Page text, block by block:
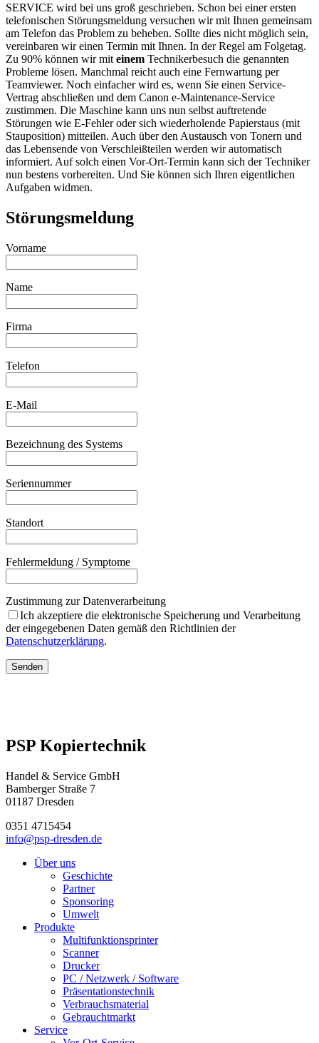
SERVICE wird bei uns groß geschrieben. Schon bei einer ersten
telefonischen Störungsmeldung versuchen wir mit Ihnen gemeinsam
am Telefon das Problem zu beheben. Sollte dies nicht möglich sein,
vereinbaren wir einen Termin mit Ihnen. In der Regel am Folgetag.
Zu 90% können wir mit einem Technikerbesuch die genannten
Probleme lösen. Manchmal reicht auch eine Fernwartung per
Teamviewer. Noch einfacher wird es, wenn Sie einen Service-
Vertrag abschließen und dem Canon e-Maintenance-Service
zustimmen. Die Maschine kann uns nun selbst auftretende
Störungen wie E-Fehler oder sich wiederholende Papierstaus (mit
Stauposition) mitteilen. Auch über den Austausch von Tonern und
das Lebensende von Verschleißteilen werden wir automatisch
informiert. Auf solch einen Vor-Ort-Termin kann sich der Techniker
nun bestens vorbereiten. Und Sie können sich Ihren eigentlichen
Aufgaben widmen.
Störungsmeldung
Vorname
Name
Firma
Telefon
E-Mail
Bezeichnung des Systems
Seriennummer
Standort
Fehlermeldung / Symptome
Zustimmung zur Datenverarbeitung
Ich akzeptiere die elektronische Speicherung und Verarbeitung
der eingegebenen Daten gemäß den Richtlinien der
Datenschutzerklärung.
Senden
PSP Kopiertechnik
Handel & Service GmbH
Bamberger Straße 7
01187 Dresden
0351 4715454
info@psp-dresden.de
Über uns
Geschichte
Partner
Sponsoring
Umwelt
Produkte
Multifunktionsprinter
Scanner
Drucker
PC / Netzwerk / Software
Präsentationstechnik
Verbrauchsmaterial
Gebrauchtmarkt
Service